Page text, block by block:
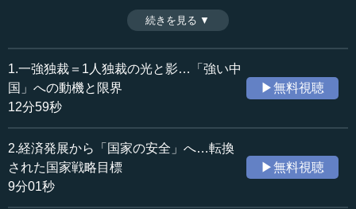
近平政権による総量規制は不動産価格を低下させ、消費低
迷が経済不振を招いた。企業内の財テク錬金術手法ととも
ににわかには改まらない体質だ。不動産不況や企業倒産な
どは、どのような状況なのか。中国経済の苦境の実態を、
詳細に明かす。講義終了後の質疑応答編・後編。（全7話中
第7話）
収録日：2025年7月1日
追加日：2025年10月16日
カテゴリー：
国際
中国・韓国・北朝鮮
≪全文≫
●中国のピークアウト、その原因は？
続きを見る ▼
1.一強独裁＝1人独裁の光と影…「強い中
国」への動機と限界
12分59秒
▶無料視聴
2.経済発展から「国家の安全」へ…転換
された国家戦略目標
9分01秒
▶無料視聴